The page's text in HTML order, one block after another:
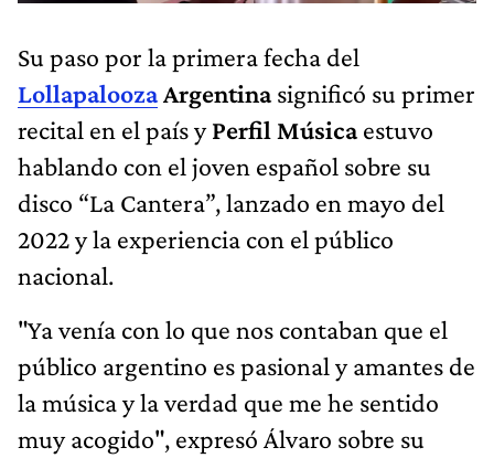
Su paso por la primera fecha del
LollapaloozaArgentinasignificó su primer
recital en el país yPerfil Músicaestuvo
hablando con el joven español sobre su
disco “La Cantera”, lanzado en mayo del
2022 y la experiencia con el público
nacional.
"Ya venía con lo que nos contaban que el
público argentino es pasional y amantes de
la música y la verdad que me he sentido
muy acogido", expresó Álvaro sobre su